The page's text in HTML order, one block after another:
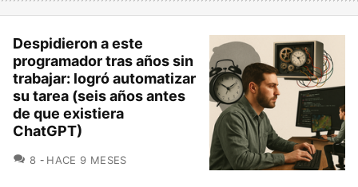
Despidieron a este
programador tras años sin
trabajar: logró automatizar
su tarea (seis años antes
de que existiera
ChatGPT)
8 COMENTARIOS
HACE 9 MESES